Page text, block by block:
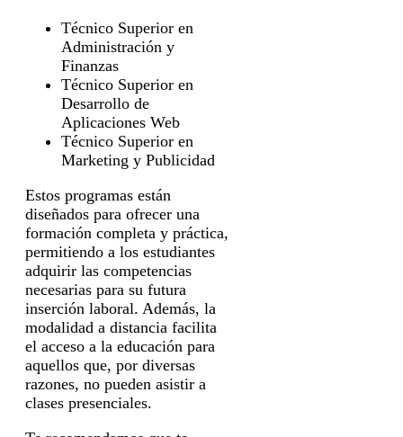
Técnico Superior en
Administración y
Finanzas
Técnico Superior en
Desarrollo de
Aplicaciones Web
Técnico Superior en
Marketing y Publicidad
Estos programas están
diseñados para ofrecer una
formación completa y práctica,
permitiendo a los estudiantes
adquirir las competencias
necesarias para su futura
inserción laboral. Además, la
modalidad a distancia facilita
el acceso a la educación para
aquellos que, por diversas
razones, no pueden asistir a
clases presenciales.